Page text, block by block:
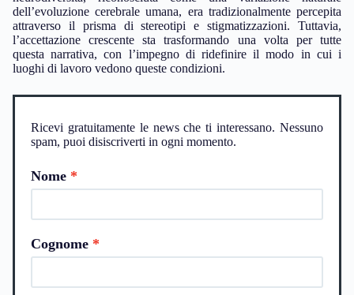
dell’evoluzione cerebrale umana, era tradizionalmente percepita
attraverso il prisma di stereotipi e stigmatizzazioni. Tuttavia,
l’accettazione crescente sta trasformando una volta per tutte
questa narrativa, con l’impegno di ridefinire il modo in cui i
luoghi di lavoro vedono queste condizioni.
Ricevi gratuitamente le news che ti interessano. Nessuno
spam, puoi disiscriverti in ogni momento.
Nome
Cognome